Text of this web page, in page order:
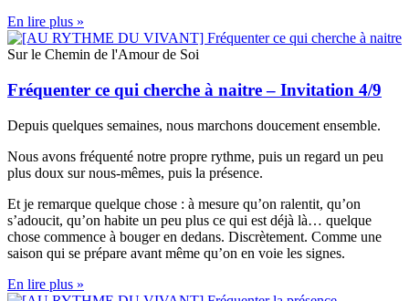
En lire plus »
Sur le Chemin de l'Amour de Soi
Fréquenter ce qui cherche à naitre – Invitation 4/9
Depuis quelques semaines, nous marchons doucement ensemble.
Nous avons fréquenté notre propre rythme, puis un regard un peu
plus doux sur nous-mêmes, puis la présence.
Et je remarque quelque chose : à mesure qu’on ralentit, qu’on
s’adoucit, qu’on habite un peu plus ce qui est déjà là… quelque
chose commence à bouger en dedans. Discrètement. Comme une
saison qui se prépare avant même qu’on en voie les signes.
En lire plus »